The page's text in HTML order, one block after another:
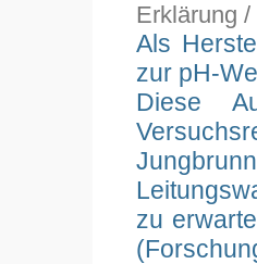
Erklärung
Als
zur pH-
Diese
zu